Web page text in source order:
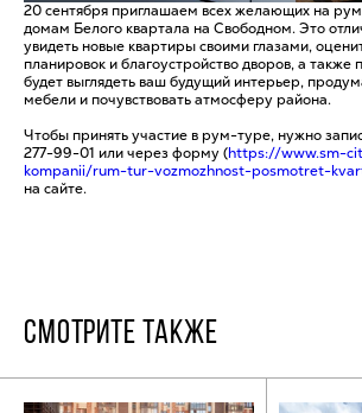
20 сентября приглашаем всех желающих на
домам Белого квартала на Свободном. Это
увидеть новые квартиры своими глазами,
планировок и благоустройство дворов, а также
будет выглядеть ваш будущий интерьер,
мебели и почувствовать атмосферу района.
Чтобы принять участие в рум-туре, нужно
277-99-01 или через форму (https://www.sm-
kompanii/rum-tur-vozmozhnost-posmotret-
на сайте.
СМОТРИТЕ ТАКЖЕ